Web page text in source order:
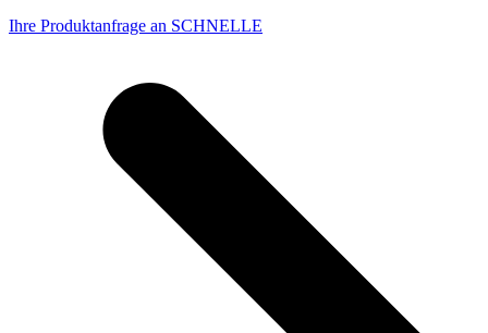
Ihre Produktanfrage an SCHNELLE